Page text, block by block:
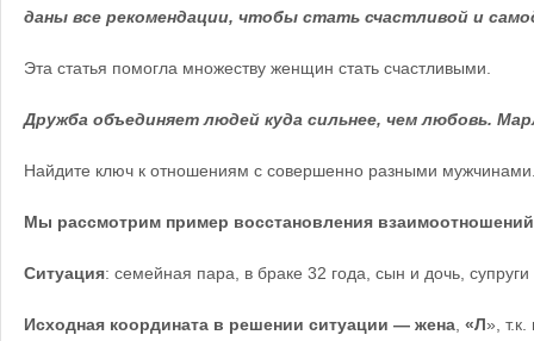
даны все рекомендации, чтобы стать счастливой и
Эта статья помогла множеству женщин стать счастливыми.
Дружба объединяет людей куда сильнее, чем любовь.
Найдите ключ к отношениям с совершенно разными
Мы рассмотрим пример восстановления
Ситуация: семейная пара, в браке 32 года, сын и дочь, супруги
Исходная координата в решении ситуации — жена «Л»,